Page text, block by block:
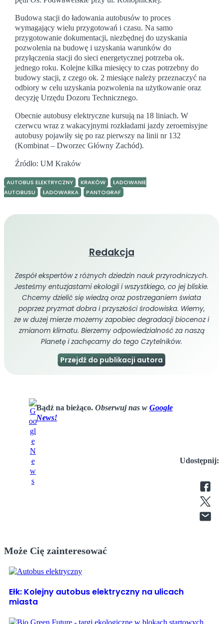
Budowa stacji do ładowania autobusów to proces
wymagający wielu przygotowań i czasu. Na samo
przygotowanie dokumentacji, niezbędnej do uzyskania
pozwolenia na budowę i uzyskania warunków do
przyłączenia stacji do sieci energetycznej potrzeba ok.
jednego roku. Kolejne kilka miesięcy to czas potrzebny do
budowy stacji, z czego ok. 2 miesiące należy przeznaczyć na
odbiory w celu uzyskania pozwolenia na użytkowanie oraz
decyzję Urzędu Dozoru Technicznego.
Obecnie autobusy elektryczne kursują na 18 liniach. W
czerwcu wraz z wakacyjnymi rozkładami jazdy zeroemisyjne
autobusy pojawiły się po raz pierwszy na linii nr 132
(Kombinat – Dworzec Główny Zachód).
Źródło: UM Kraków
AUTOBUS ELEKTRYCZNY KRAKÓW
ŁADOWANIE
AUTOBUSU
ŁADOWARKA PANTOGRAF
Redakcja
Zespół ekspertów z różnych dziedzin nauk przyrodniczych.
Jesteśmy entuzjastami ekologii i wszystkiego, co jej bliskie.
Chcemy dzielić się wiedzą oraz postrzeganiem świata
poprzez pryzmat dobra i przyszłości środowiska. Wiemy,
że w dużej mierze możemy zapobiec degradacji biocenoz i
zmianom klimatu. Bierzemy odpowiedzialność za naszą
Planetę i zachęcamy do tego Czytelników.
Przejdź do publikacji autora
Bądź na bieżąco. Obserwuj nas w Google
News!
Udostępnij:
Może Cię zainteresować
Ełk: Kolejny autobus elektryczny na ulicach
miasta